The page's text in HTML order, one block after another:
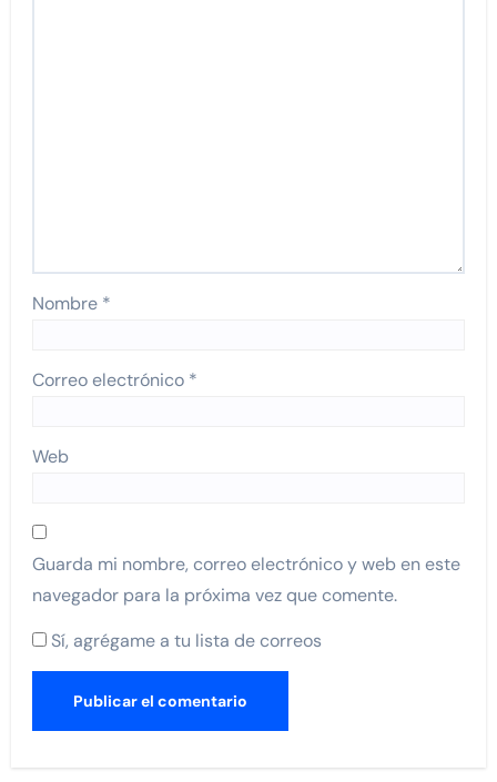
Nombre *
Correo electrónico *
Web
Guarda mi nombre, correo electrónico y web en este
navegador para la próxima vez que comente.
Sí, agrégame a tu lista de correos